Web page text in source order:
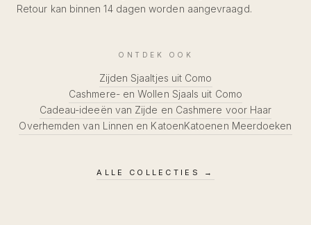
Retour kan binnen 14 dagen worden aangevraagd.
ONTDEK OOK
Zijden Sjaaltjes uit Como
Cashmere- en Wollen Sjaals uit Como
Cadeau-ideeën van Zijde en Cashmere voor Haar
Overhemden van Linnen en KatoenKatoenen Meerdoeken
ALLE COLLECTIES →